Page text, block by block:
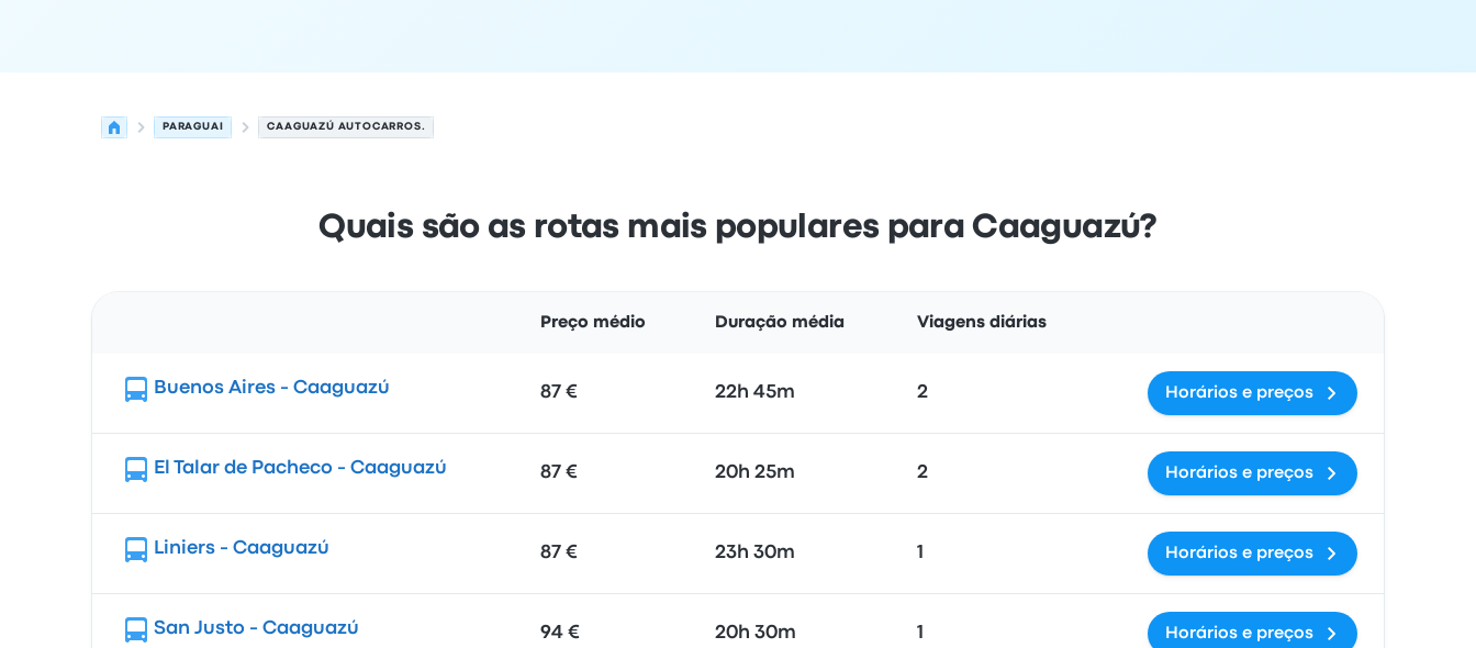
PARAGUAI CAAGUAZÚ AUTOCARROS.
Quais são as rotas mais populares para Caaguazú?
Preço médio Duração média Viagens diárias
Buenos Aires - Caaguazú 87 € 22h 45m 2 Horários e preços
El Talar de Pacheco - Caaguazú 87 € 20h 25m 2 Horários e preços
Liniers - Caaguazú 87 € 23h 30m 1 Horários e preços
San Justo - Caaguazú 94 € 20h 30m 1 Horários e preços